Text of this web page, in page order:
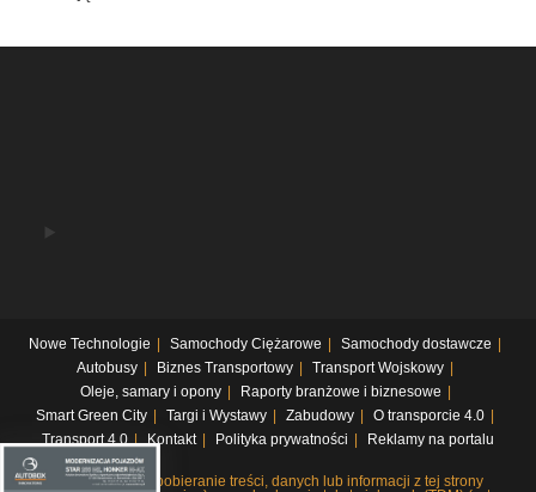
Nowe Technologie Samochody Ciężarowe
Samochody dostawcze
Autobusy
Biznes Transportowy
Transport Wojskowy
Oleje, samary i opony
Raporty branżowe i biznesowe
Smart Green City
Targi i Wystawy Zabudowy
O transporcie 4.0
Transport 4.0
Kontakt Polityka prywatności Reklamy na portalu
Systematyczne pobieranie treści, danych lub informacji z tej strony